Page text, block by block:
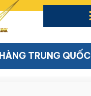
TRUNG QUỐC